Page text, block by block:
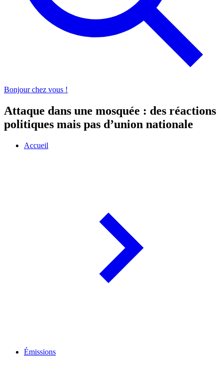
Bonjour chez vous !
Attaque dans une mosquée : des réactions
politiques mais pas d’union nationale
Accueil
Émissions